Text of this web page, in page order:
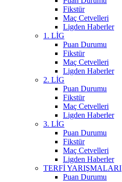
Fikstür
Maç Cetvelleri
Ligden Haberler
1. LİG
Puan Durumu
Fikstür
Maç Cetvelleri
Ligden Haberler
2. LİG
Puan Durumu
Fikstür
Maç Cetvelleri
Ligden Haberler
3. LİG
Puan Durumu
Fikstür
Maç Cetvelleri
Ligden Haberler
TERFİ YARIŞMALARI
Puan Durumu